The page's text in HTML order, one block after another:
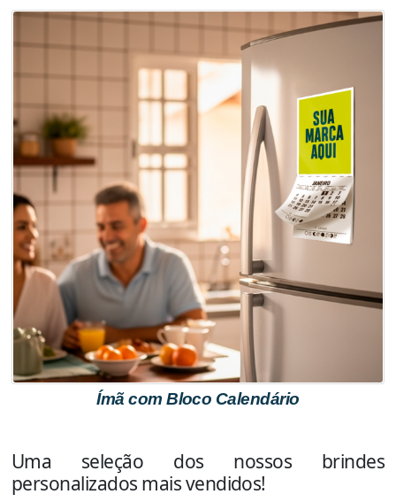
Ímã com Bloco Calendário
Uma seleção dos nossos brindes
personalizados mais vendidos!